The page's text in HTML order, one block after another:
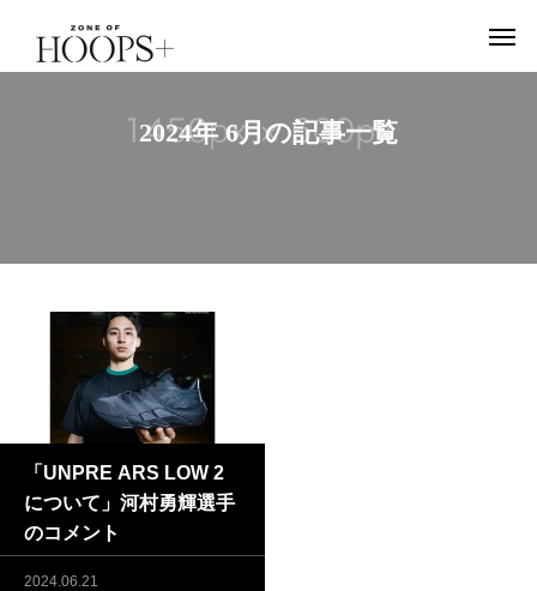
2024年 6月の記事一覧
「UNPRE ARS LOW 2
について」河村勇輝選手
のコメント
2024.06.21